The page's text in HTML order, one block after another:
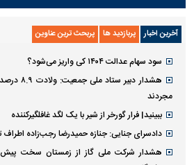
آخرین اخبار پربازدید ها پربحث ترین عناوین
سود سهام عدالت ۱۴۰۴ کی واریز می‌شود؟
مجردند
ببینید| فرار گورخر از شیر با یک لگد غافلگیرکننده
دادسرای جنایی: جنازه حمیدرضا رجب‌زاده
هشدار شرکت ملی گاز از زمستان سخت